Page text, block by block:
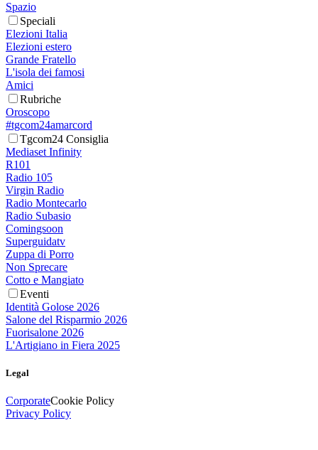
Spazio
Speciali
Elezioni Italia
Elezioni estero
Grande Fratello
L'isola dei famosi
Amici
Rubriche
Oroscopo
#tgcom24amarcord
Tgcom24 Consiglia
Mediaset Infinity
R101
Radio 105
Virgin Radio
Radio Montecarlo
Radio Subasio
Comingsoon
Superguidatv
Zuppa di Porro
Non Sprecare
Cotto e Mangiato
Eventi
Identità Golose 2026
Salone del Risparmio 2026
Fuorisalone 2026
L'Artigiano in Fiera 2025
Legal
CorporateCookie Policy
Privacy Policy